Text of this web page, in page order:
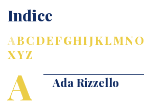
Indice
ABCDEFGHIJKLMNO
XYZ
A Ada Rizzello